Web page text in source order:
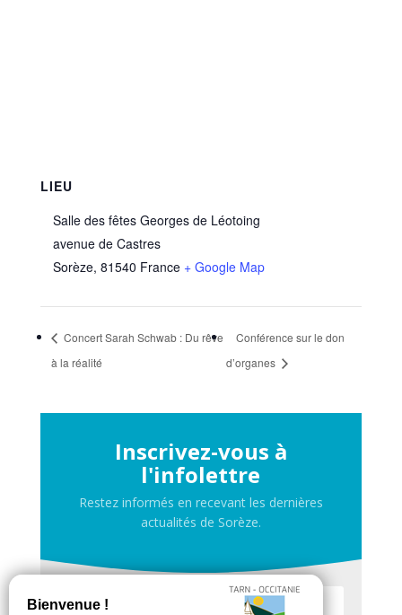
LIEU
Salle des fêtes Georges de Léotoing
avenue de Castres
Sorèze, 81540 France + Google Map
Concert Sarah Schwab : Du rêve
à la réalité
Conférence sur le don
d’organes
Inscrivez-vous à
l'infolettre
Restez informés en recevant les dernières
actualités de Sorèze.